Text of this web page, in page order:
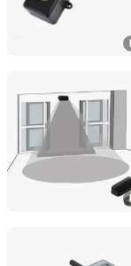
ZHONGSHAN
CO., LTD.
Guangdong,
Shenzhen New